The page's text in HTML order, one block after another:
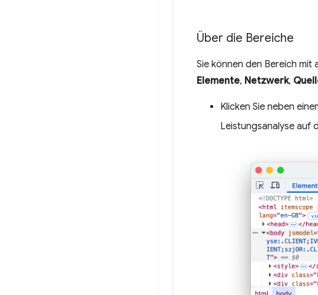
Über die Bereiche
Sie können den Bereich
Elemente, Netzwerk,
Klicken Sie neben
Leistungsanalyse auf